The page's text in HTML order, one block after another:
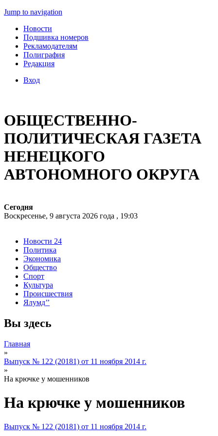
Jump to navigation
Новости
Подшивка номеров
Рекламодателям
Полиграфия
Редакция
Вход
ОБЩЕСТВЕННО-
ПОЛИТИЧЕСКАЯ ГАЗЕТА
НЕНЕЦКОГО
АВТОНОМНОГО ОКРУГА
Сегодня
Воскресенье, 9 августа 2026 года , 19:03
Новости 24
Политика
Экономика
Общество
Спорт
Культура
Происшествия
Ялумд’’
Вы здесь
Главная
»
Выпуск № 122 (20181) от 11 ноября 2014 г.
»
На крючке у мошенников
На крючке у мошенников
Выпуск № 122 (20181) от 11 ноября 2014 г.